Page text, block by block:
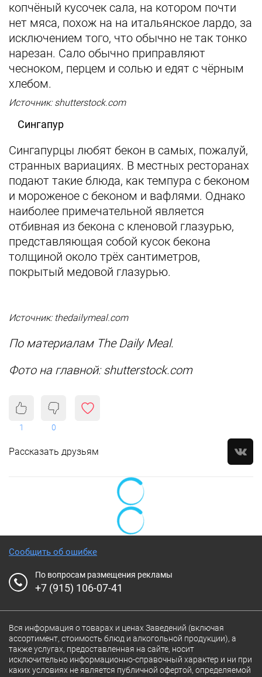
копчёный кусочек сала, на котором почти
нет мяса, похож на на итальянское лардо, за
исключением того, что обычно не так тонко
нарезан. Сало обычно приправляют
чесноком, перцем и солью и едят с чёрным
хлебом.
Источник: shutterstock.com
Сингапур
Сингапурцы любят бекон в самых, пожалуй,
странных вариациях. В местных ресторанах
подают такие блюда, как темпура с беконом
и мороженое с беконом и вафлями. Однако
наиболее примечательной является
отбивная из бекона с кленовой глазурью,
представляющая собой кусок бекона
толщиной около трёх сантиметров,
покрытый медовой глазурью.
Источник: thedailymeal.com
По материалам The Daily Meal.
Фото на главной: shutterstock.com
1 0
Рассказать друзьям
Сообщить об ошибке
По вопросам размещения рекламы
+7 (915) 106-07-41
Вся информация о товарах и ценах Заведений (включая
ассортимент, стоимость блюд и алкогольной продукции), а
также услугах, предоставленная на сайте, носит
исключительно информационно-справочный характер и ни при
каких условиях не является публичной офертой, определяемой